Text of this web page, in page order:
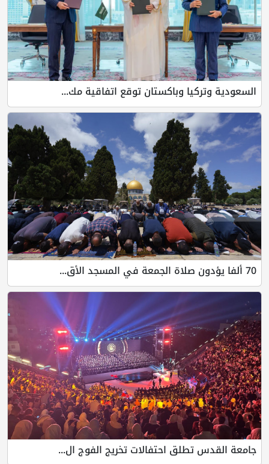
السعودية وتركيا وباكستان توقع اتفاقية مك...
70 ألفا يؤدون صلاة الجمعة في المسجد الأق...
جامعة القدس تطلق احتفالات تخريج الفوج ال...